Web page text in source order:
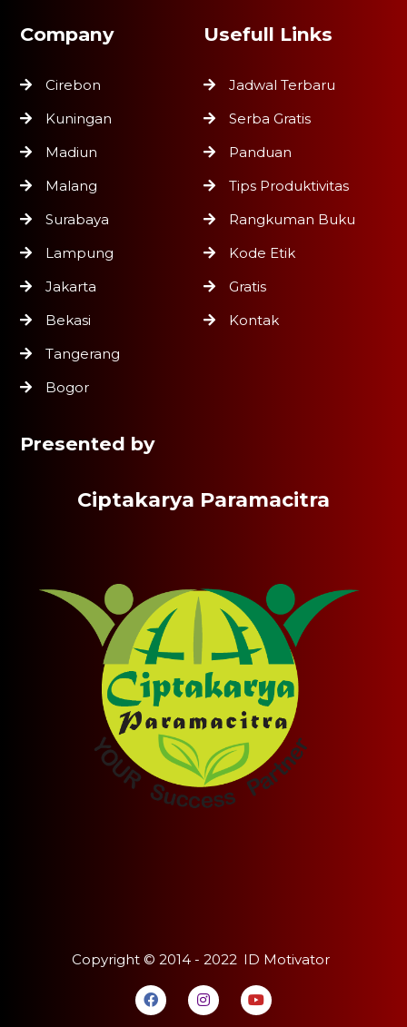
Company
Cirebon
Kuningan
Madiun
Malang
Surabaya
Lampung
Jakarta
Bekasi
Tangerang
Bogor
Usefull Links
Jadwal Terbaru
Serba Gratis
Panduan
Tips Produktivitas
Rangkuman Buku
Kode Etik
Gratis
Kontak
Presented by
Ciptakarya Paramacitra
Copyright © 2014 - 2022 ID Motivator